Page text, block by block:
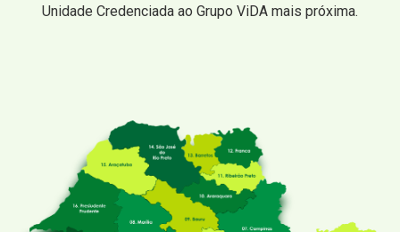
Unidade Credenciada ao Grupo ViDA mais próxima.